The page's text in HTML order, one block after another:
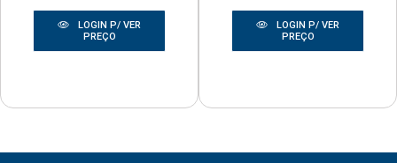
LOGIN P/ VER
PREÇO
LOGIN P/ VER
PREÇO